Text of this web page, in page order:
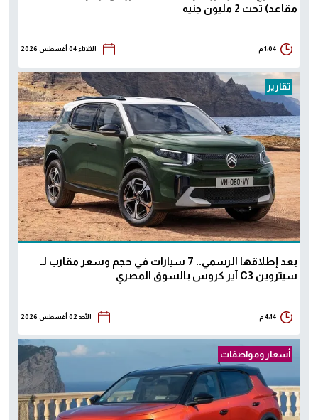
مقاعد) تحت 2 مليون جنيه
1:04 م الثلاثاء 04 أغسطس 2026
تقارير
بعد إطلاقها الرسمي.. 7 سيارات في حجم وسعر مقارب لـ
سيتروين C3 آير كروس بالسوق المصري
4:14 م الأحد 02 أغسطس 2026
أسعار ومواصفات